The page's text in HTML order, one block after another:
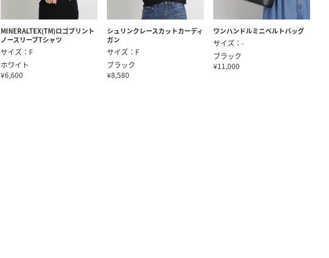
MINERALTEX(TM)ロゴプリント
ノースリーブTシャツ
サイズ：F
ホワイト
¥6,600
シュリンクレースカットカーディ
ガン
サイズ：F
ブラック
¥8,580
ワンハンドルミニベルトバッグ
サイズ：-
ブラック
¥11,000